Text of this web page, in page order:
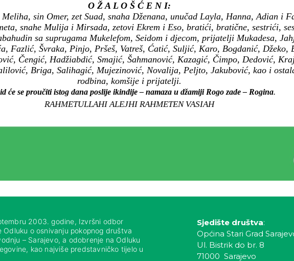
O Ž A L O Š Ć E N I:
sin Omer, zet Suad, snaha Dženana, unučad Layla, Hanna, Adian i
snahe Mulija i Mirsada, zetovi Ekrem i Eso, bratići, bratične, sestrići,
sa suprugama Mukelefom, Seidom i djecom, prijatelji Mukadesa,
Fazlić, Švraka, Pinjo, Pršeš, Vatreš, Ćatić, Suljić, Karo, Bogdanić, Džeko,
Čengić, Hadžiabdić, Smajić, Šahmanović, Kazagić, Čimpo, Dedović,
Briga, Salihagić, Mujezinović, Novalija, Peljto, Jakubović, kao i
rodbina, komšije i prijatelji.
će se proučiti istog dana poslije ikindije – namaza u džamiji Rogo zade – Rogina.
RAHMETULLAHI ALEJHI RAHMETEN VASIAH
2003. godine, Izvršni odbor
o osnivanju pokopnog društva
– Sarajevo, a odobrenje na Odluku
kao najviše predstavničko tijelo u
Sjedište društva:
Općina Stari Grad
Ul. Bistrik do br. 8
71000 Sarajevo